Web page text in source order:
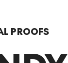
PROOFS